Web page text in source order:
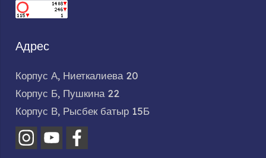
Адрес
Корпус А, Ниеткалиева 20
Корпус Б, Пушкина 22
Корпус В, Рысбек батыр 15Б